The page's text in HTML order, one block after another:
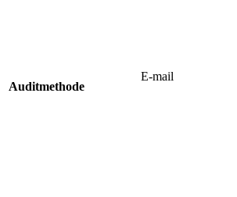
Auditmethode
E-mail